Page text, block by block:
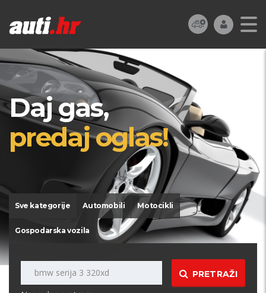
Daj gas,
predaj oglas!
Sve kategorije Automobili Motocikli
Gospodarska vozila
PRETRAŽI